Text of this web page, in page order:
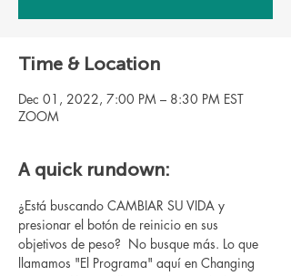
Time & Location
Dec 01, 2022, 7:00 PM – 8:30 PM EST
ZOOM
A quick rundown:
¿Está buscando CAMBIAR SU VIDA y
presionar el botón de reinicio en sus
objetivos de peso?  No busque más. Lo que
llamamos "El Programa" aquí en Changing